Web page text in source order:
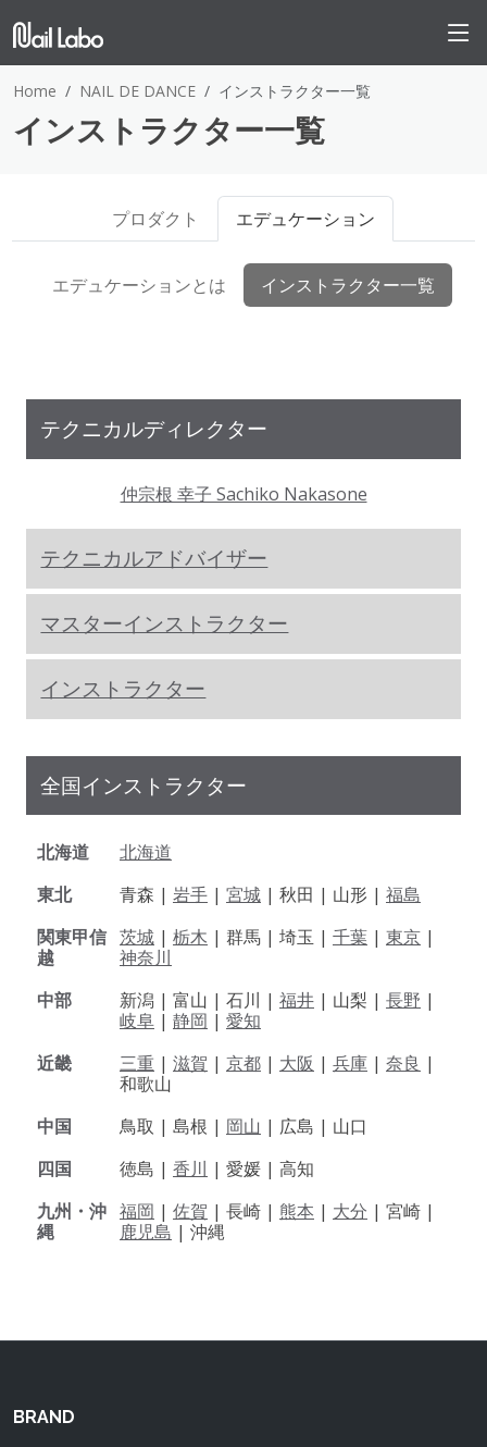
Home NAIL DE DANCE インストラクター一覧
インストラクター一覧
プロダクト エデュケーション
エデュケーションとは インストラクター一覧
テクニカルディレクター
仲宗根 幸子 Sachiko Nakasone
テクニカルアドバイザー
マスターインストラクター
インストラクター
全国インストラクター
北海道
北海道
東北
青森 | 岩手 | 宮城 | 秋田 | 山形 | 福島
関東甲信
越
茨城 | 栃木 | 群馬 | 埼玉 | 千葉 | 東京 |
神奈川
中部
新潟 | 富山 | 石川 | 福井 | 山梨 | 長野 |
岐阜 | 静岡 | 愛知
近畿
三重 | 滋賀 | 京都 | 大阪 | 兵庫 | 奈良 |
和歌山
中国
鳥取 | 島根 | 岡山 | 広島 | 山口
四国
徳島 | 香川 | 愛媛 | 高知
九州・沖
縄
福岡 | 佐賀 | 長崎 | 熊本 | 大分 | 宮崎 |
鹿児島 | 沖縄
BRAND